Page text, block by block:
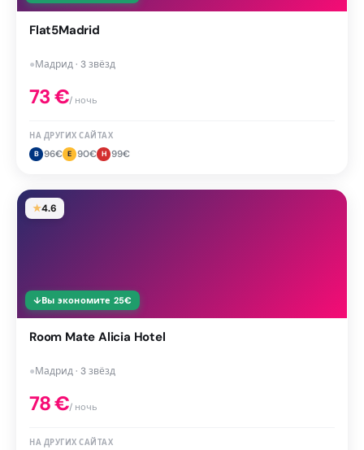
Flat5Madrid
●Мадрид · 3 звёзд
73€/ ночь
НА ДРУГИХ САЙТАХ
B 96€ E 90€ H 99€
★4.6
↓Вы экономите 25€
Room Mate Alicia Hotel
●Мадрид · 3 звёзд
78€/ ночь
НА ДРУГИХ САЙТАХ